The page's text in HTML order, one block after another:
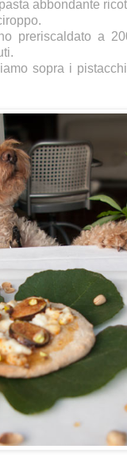
abbondante
preriscaldato a
sopra i